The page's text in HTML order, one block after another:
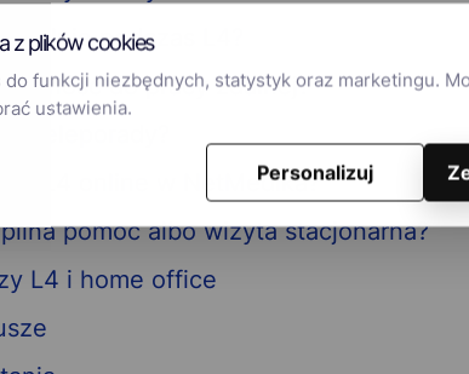
podczas L4?
do pracy zdalnej?
teleporady?
L4 online w NetMedika?
pomoc albo wizyta stacjonarna?
L4 i home office
z plików cookies
do funkcji niezbędnych, statystyk oraz marketingu.
ustawienia.
Personalizuj